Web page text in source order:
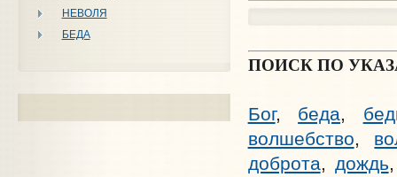
НЕВОЛЯ
БЕДА
ПОИСК ПО
Бог, беда,
волшебство,
доброта, дождь